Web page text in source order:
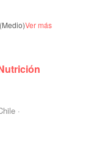
Ver más
·